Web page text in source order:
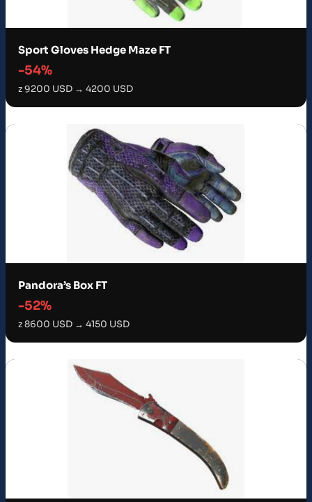
Sport Gloves Hedge Maze FT
-54%
z 9200 USD → 4200 USD
Pandora’s Box FT
-52%
z 8600 USD → 4150 USD